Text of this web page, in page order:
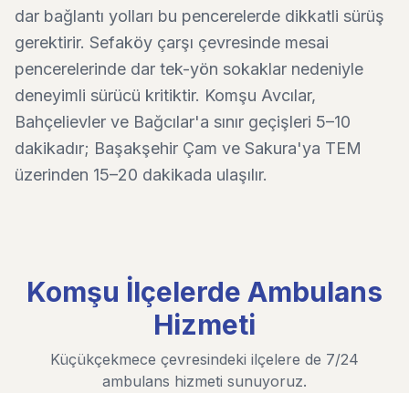
dar bağlantı yolları bu pencerelerde dikkatli sürüş
gerektirir. Sefaköy çarşı çevresinde mesai
pencerelerinde dar tek-yön sokaklar nedeniyle
deneyimli sürücü kritiktir. Komşu Avcılar,
Bahçelievler ve Bağcılar'a sınır geçişleri 5–10
dakikadır; Başakşehir Çam ve Sakura'ya TEM
üzerinden 15–20 dakikada ulaşılır.
Komşu İlçelerde Ambulans
Hizmeti
Küçükçekmece çevresindeki ilçelere de 7/24
ambulans hizmeti sunuyoruz.